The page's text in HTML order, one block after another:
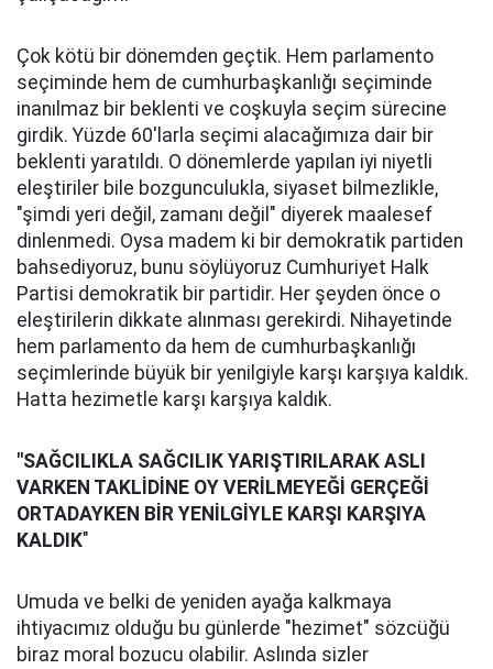
Çok kötü bir dönemden geçtik. Hem parlamento
seçiminde hem de cumhurbaşkanlığı seçiminde
inanılmaz bir beklenti ve coşkuyla seçim sürecine
girdik. Yüzde 60'larla seçimi alacağımıza dair bir
beklenti yaratıldı. O dönemlerde yapılan iyi niyetli
eleştiriler bile bozgunculukla, siyaset bilmezlikle,
"şimdi yeri değil, zamanı değil" diyerek maalesef
dinlenmedi. Oysa madem ki bir demokratik partiden
bahsediyoruz, bunu söylüyoruz Cumhuriyet Halk
Partisi demokratik bir partidir. Her şeyden önce o
eleştirilerin dikkate alınması gerekirdi. Nihayetinde
hem parlamento da hem de cumhurbaşkanlığı
seçimlerinde büyük bir yenilgiyle karşı karşıya kaldık.
Hatta hezimetle karşı karşıya kaldık.
"SAĞCILIKLA SAĞCILIK YARIŞTIRILARAK ASLI
VARKEN TAKLİDİNE OY VERİLMEYEĞİ GERÇEĞİ
ORTADAYKEN BİR YENİLGİYLE KARŞI KARŞIYA
KALDIK"
Umuda ve belki de yeniden ayağa kalkmaya
ihtiyacımız olduğu bu günlerde "hezimet" sözcüğü
biraz moral bozucu olabilir. Aslında sizler